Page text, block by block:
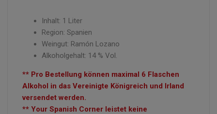
Inhalt: 1 Liter
Region: Spanien
Weingut: Ramón Lozano
Alkoholgehalt: 14 % Vol.
** Pro Bestellung können maximal 6 Flaschen
Alkohol in das Vereinigte Königreich und Irland
versendet werden.
** Your Spanish Corner leistet keine